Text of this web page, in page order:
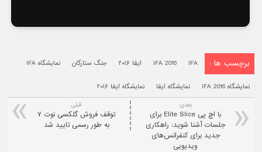
برچسب ها : IFA
IFA 2016 ایفا ۲۰۱۶ جنگ ستارگان نمایشگاه IFA
نمایشگاه IFA 2016 نمایشگاه ایفا نمایشگاه ایفا ۲۰۱۶
قبلی
توقف فروش گلکسی نوت ۷
به طور رسمی تایید شد
بعدی:
با اچ پی Elite Slice برای
جلسات آشنا شوید: راهکاری
جدید برای کنفرانس‌های
ویدیویی